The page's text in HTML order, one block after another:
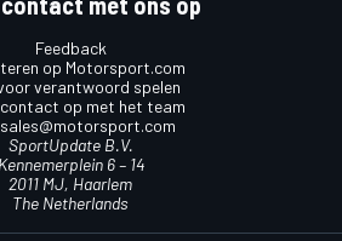
Feedback
op Motorsport.com
verantwoord spelen
contact op met het team
SportUpdate B.V.
Kennemerplein 6 – 14
2011 MJ, Haarlem
The Netherlands